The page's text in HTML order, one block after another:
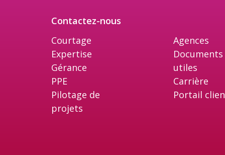
Contactez-nous
Courtage
Expertise
Gérance
PPE
Pilotage de
projets
Agences
Documents
utiles
Carrière
Portail